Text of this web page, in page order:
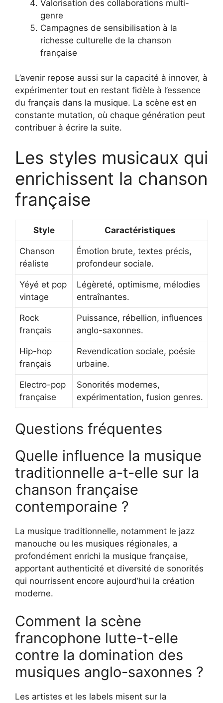
Valorisation des collaborations multi-
genre
Campagnes de sensibilisation à la
richesse culturelle de la chanson
française
L’avenir repose aussi sur la capacité à innover, à
expérimenter tout en restant fidèle à l’essence
du français dans la musique. La scène est en
constante mutation, où chaque génération peut
contribuer à écrire la suite.
Les styles musicaux qui
enrichissent la chanson
française
Style Caractéristiques
Chanson
réaliste
Émotion brute, textes précis,
profondeur sociale.
Yéyé et pop
vintage
Légèreté, optimisme, mélodies
entraînantes.
Rock
français
Puissance, rébellion, influences
anglo-saxonnes.
Hip-hop
français
Revendication sociale, poésie
urbaine.
Electro-pop
française
Sonorités modernes,
expérimentation, fusion genres.
Questions fréquentes
Quelle influence la musique
traditionnelle a-t-elle sur la
chanson française
contemporaine ?
La musique traditionnelle, notamment le jazz
manouche ou les musiques régionales, a
profondément enrichi la musique française,
apportant authenticité et diversité de sonorités
qui nourrissent encore aujourd’hui la création
moderne.
Comment la scène
francophone lutte-t-elle
contre la domination des
musiques anglo-saxonnes ?
Les artistes et les labels misent sur la